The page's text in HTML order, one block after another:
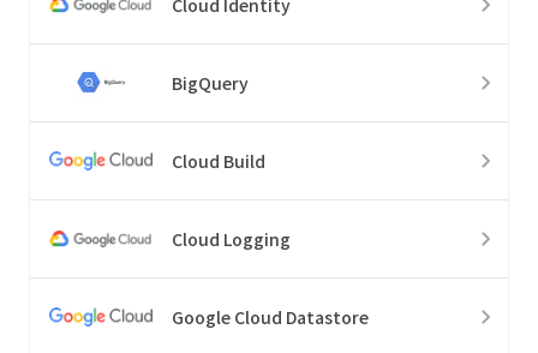
BigQuery
Cloud Build
Cloud Logging
Google Cloud Datastore